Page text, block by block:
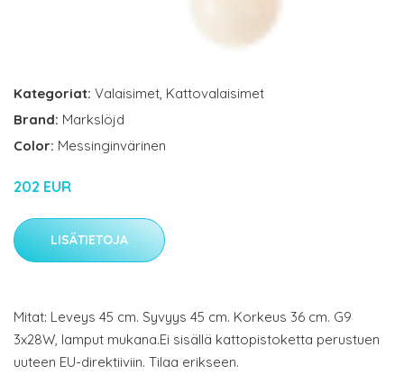
Kategoriat: Valaisimet, Kattovalaisimet
Brand: Markslöjd
Color: Messinginvärinen
202 EUR
LISÄTIETOJA
Mitat: Leveys 45 cm. Syvyys 45 cm. Korkeus 36 cm. G9
3x28W, lamput mukana.Ei sisällä kattopistoketta perustuen
uuteen EU-direktiiviin. Tilaa erikseen.